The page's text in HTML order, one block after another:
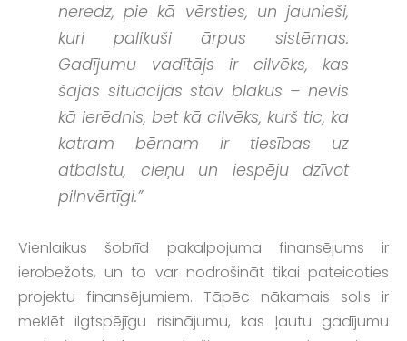
neredz, pie kā vērsties, un jaunieši,
kuri palikuši ārpus sistēmas.
Gadījumu vadītājs ir cilvēks, kas
šajās situācijās stāv blakus – nevis
kā ierēdnis, bet kā cilvēks, kurš tic, ka
katram bērnam ir tiesības uz
atbalstu, cieņu un iespēju dzīvot
pilnvērtīgi.”
Vienlaikus šobrīd pakalpojuma finansējums ir
ierobežots, un to var nodrošināt tikai pateicoties
projektu finansējumiem. Tāpēc nākamais solis ir
meklēt ilgtspējīgu risinājumu, kas ļautu gadījumu